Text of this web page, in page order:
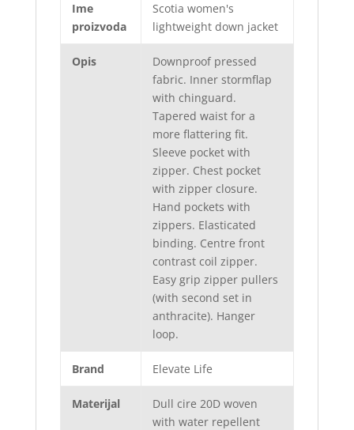
Ime
proizvoda
Scotia women's
lightweight down jacket
Opis
Downproof pressed
fabric. Inner stormflap
with chinguard.
Tapered waist for a
more flattering fit.
Sleeve pocket with
zipper. Chest pocket
with zipper closure.
Hand pockets with
zippers. Elasticated
binding. Centre front
contrast coil zipper.
Easy grip zipper pullers
(with second set in
anthracite). Hanger
loop.
Brand Elevate Life
Materijal
Dull cire 20D woven
with water repellent